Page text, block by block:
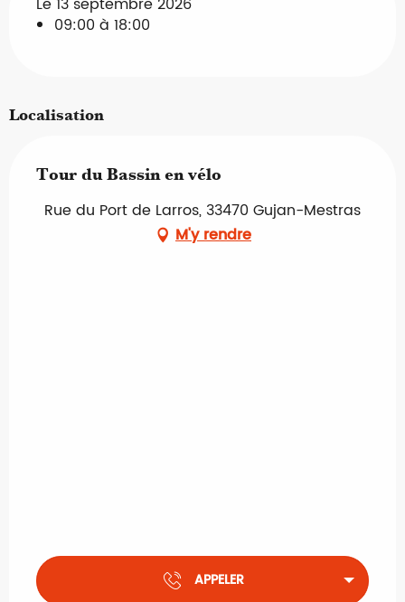
09:00 à 18:00
Localisation
Tour du Bassin en vélo
Rue du Port de Larros, 33470 Gujan-Mestras
M'y rendre
APPELER